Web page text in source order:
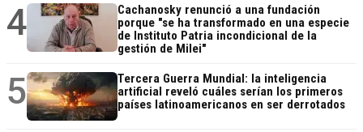
4
Cachanosky renunció a una fundación
porque "se ha transformado en una especie
de Instituto Patria incondicional de la
gestión de Milei"
5
Tercera Guerra Mundial: la inteligencia
artificial reveló cuáles serían los primeros
países latinoamericanos en ser derrotados